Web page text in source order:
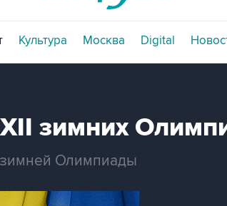
Культура Москва Digital
зимних
зимней Олимпиады